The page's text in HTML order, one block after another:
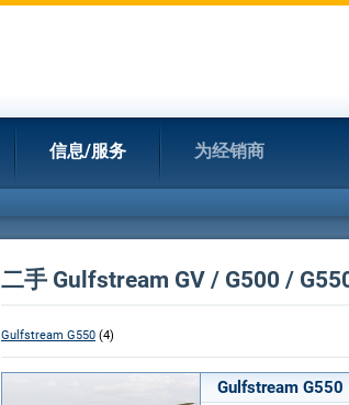
信息/服务 为经销商
二手 Gulfstream GV / G500 /
Gulfstream G550 (4)
Gulfstream G550